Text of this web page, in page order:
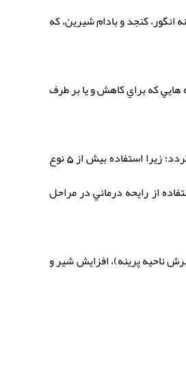
انگور، كنجد و بادام شيرين، كه
هايي كه براي كاهش و يا بر طرف
توجه به اين نكته اهميت دارد كه استفاده از عصاره هايي مورد نظر قرار گيرد كه اثر سوء بر مادر و جنين نداشته باشد و حداكثر 5 عصاره با هم مخلوط گردد؛ زيرا استفاده بيش از 5 نوع
از رايحه درماني در مراحل
زياتومي( برش ناحیه پرینه)، افزايش شير و